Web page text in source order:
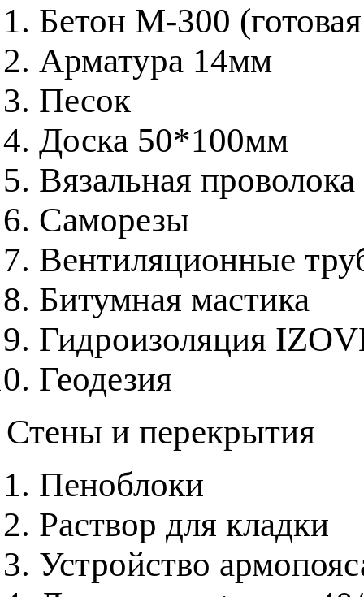
Бетон М-300
Арматура 14мм
Песок
Доска 50*100мм
Вязальная проволока
Саморезы
Вентиляционные
Битумная мастика
Гидроизоляция
Геодезия
Стены и перекрытия
Пеноблоки
Раствор для кладки
Устройство